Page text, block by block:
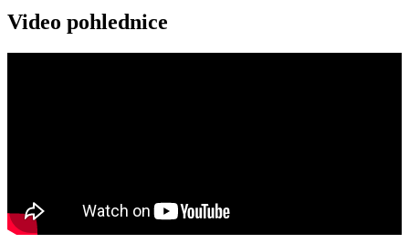
Video pohlednice